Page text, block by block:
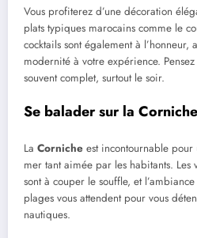
Vous profiterez d’une décoration
plats typiques marocains comme le
cocktails sont également à l’honneur,
modernité à votre expérience.
souvent complet, surtout le soir.
Se balader sur la Corniche
La Corniche est incontournable
mer tant aimée par les habitants. Les
sont à couper le souffle, et
plages vous attendent pour vous
nautiques.